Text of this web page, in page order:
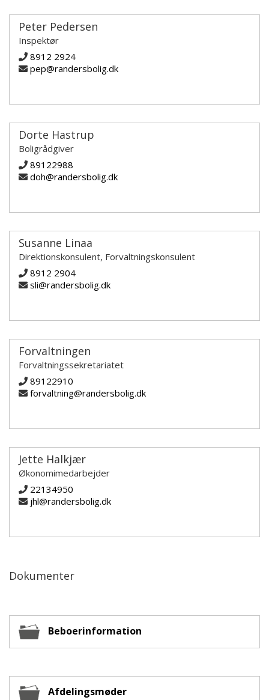
Peter Pedersen
Inspektør
8912 2924
pep@randersbolig.dk
Dorte Hastrup
Boligrådgiver
89122988
doh@randersbolig.dk
Susanne Linaa
Direktionskonsulent, Forvaltningskonsulent
8912 2904
sli@randersbolig.dk
Forvaltningen
Forvaltningssekretariatet
89122910
forvaltning@randersbolig.dk
Jette Halkjær
Økonomimedarbejder
22134950
jhl@randersbolig.dk
Dokumenter
Beboerinformation
Afdelingsmøder